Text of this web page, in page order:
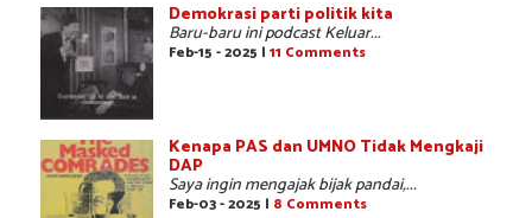
Demokrasi parti politik kita
Baru-baru ini podcast Keluar...
Feb-15 - 2025 | 11 Comments
Kenapa PAS dan UMNO Tidak Mengkaji
DAP
Saya ingin mengajak bijak pandai,...
Feb-03 - 2025 | 8 Comments